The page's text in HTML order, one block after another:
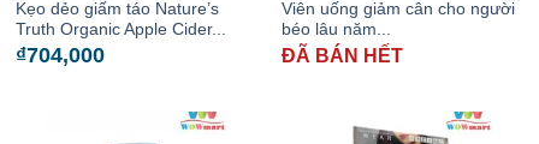
Kẹo dẻo giấm táo Nature’s
Truth Organic Apple Cider...
₫704,000
Viên uống giảm cân cho người
béo lâu năm...
ĐÃ BÁN HẾT